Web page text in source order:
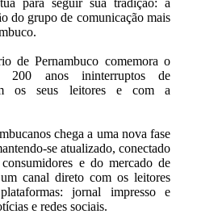
para seguir sua tradição: a
do grupo de comunicação mais
de Pernambuco comemora o
200 anos ininterruptos de
os seus leitores e com a
chega a uma nova fase
se atualizado, conectado
e do mercado de
canal direto com os leitores
jornal impresso e
e redes sociais.